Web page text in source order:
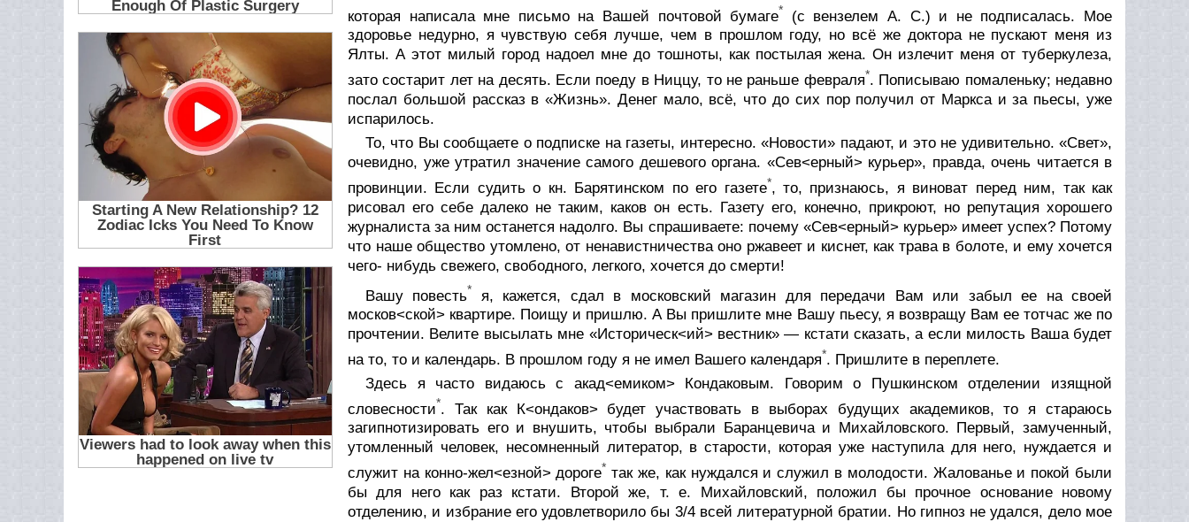
которая написала мне письмо на Вашей почтовой бумаге*
(с вензелем А. С.) и не подписалась. Мое
здоровье недурно, я чувствую себя лучше, чем в прошлом году, но всё же доктора не пускают меня из
Ялты. А этот милый город надоел мне до тошноты, как постылая жена. Он излечит меня от туберкулеза,
зато состарит лет на десять. Если поеду в Ниццу, то не раньше февраля*. Пописываю помаленьку; недавно
послал большой рассказ в «Жизнь». Денег мало, всё, что до сих пор получил от Маркса и за пьесы, уже
испарилось.
То, что Вы сообщаете о подписке на газеты, интересно. «Новости» падают, и это не удивительно. «Свет»,
очевидно, уже утратил значение самого дешевого органа. «Сев<ерный> курьер», правда, очень читается в
провинции. Если судить о кн. Барятинском по его газете*, то, признаюсь, я виноват перед ним, так как
рисовал его себе далеко не таким, каков он есть. Газету его, конечно, прикроют, но репутация хорошего
журналиста за ним останется надолго. Вы спрашиваете: почему «Сев<ерный> курьер» имеет успех? Потому
что наше общество утомлено, от ненавистничества оно ржавеет и киснет, как трава в болоте, и ему хочется
чего- нибудь свежего, свободного, легкого, хочется до смерти!
Вашу повесть*
я, кажется, сдал в московский магазин для передачи Вам или забыл ее на своей
москов<ской> квартире. Поищу и пришлю. А Вы пришлите мне Вашу пьесу, я возвращу Вам ее тотчас же по
прочтении. Велите высылать мне «Историческ<ий> вестник» — кстати сказать, а если милость Ваша будет
на то, то и календарь. В прошлом году я не имел Вашего календаря*. Пришлите в переплете.
Здесь я часто видаюсь с акад<емиком> Кондаковым. Говорим о Пушкинском отделении изящной
словесности*. Так как К<ондаков> будет участвовать в выборах будущих академиков, то я стараюсь
загипнотизировать его и внушить, чтобы выбрали Баранцевича и Михайловского. Первый, замученный,
утомленный человек, несомненный литератор, в старости, которая уже наступила для него, нуждается и
служит на конно-жел<езной> дороге* так же, как нуждался и служил в молодости. Жалованье и покой были
бы для него как раз кстати. Второй же, т. е. Михайловский, положил бы прочное основание новому
отделению, и избрание его удовлетворило бы 3/4 всей литературной братии. Но гипноз не удался, дело мое